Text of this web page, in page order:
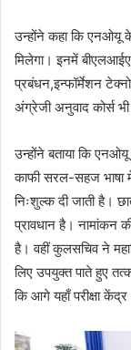
उन्होंने कहा कि एनओयू के
मिलेगा। इनमें
प्रबंधन,इन्फॉर्मेशन
अंग्रेजी अनुवाद कोर्स
उन्होंने बताया कि
काफी सरल-सहज भाषा में
निःशुल्क दी जाती है।
प्रावधान है। नामांकन
है। वहीं कुलसचिव ने
लिए उपयुक्त पाते हुए
कि आगे यहाँ परीक्षा केंद्र